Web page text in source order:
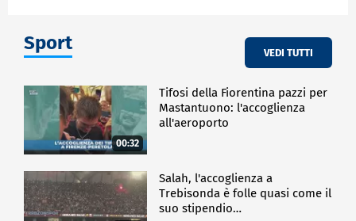
Sport VEDI TUTTI
00:32
Tifosi della Fiorentina pazzi per
Mastantuono: l'accoglienza
all'aeroporto
Salah, l'accoglienza a
Trebisonda è folle quasi come il
suo stipendio…